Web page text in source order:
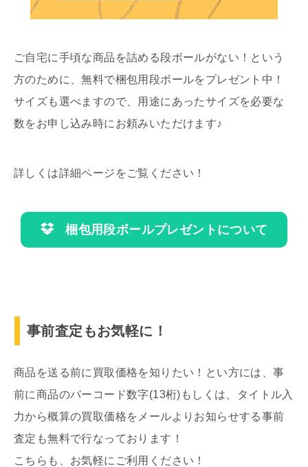
ご自宅に手頃な商品を詰める段ボールがない！という
方のために、無料で梱包用段ボールをプレゼント中！
サイズも選べますので、用途にあったサイズを必要な
数をお申し込み時にお頼みいただけます♪
詳しくは詳細ページをご覧ください！
梱包用段ボールプレゼントについて
事前査定もお気軽に！
商品を送る前に買取価格を知りたい！とい方には、事
前に商品のバーコード数字(13桁)もしくは、タイトル入
力から概算の買取価格をメールよりお知らせする事前
査定も無料で行なっております！
こちらも、お気軽にご利用ください！